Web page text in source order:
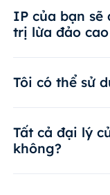
IP của bạn sẽ
trị lừa đảo
Tôi có thể sử
Tất cả đại lý
không?